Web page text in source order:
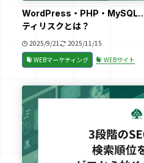
WordPress・PHP・MySQL…
ティリスクとは？
2025/9/21
2025/11/15
WEBマーケティング
WEBサイト